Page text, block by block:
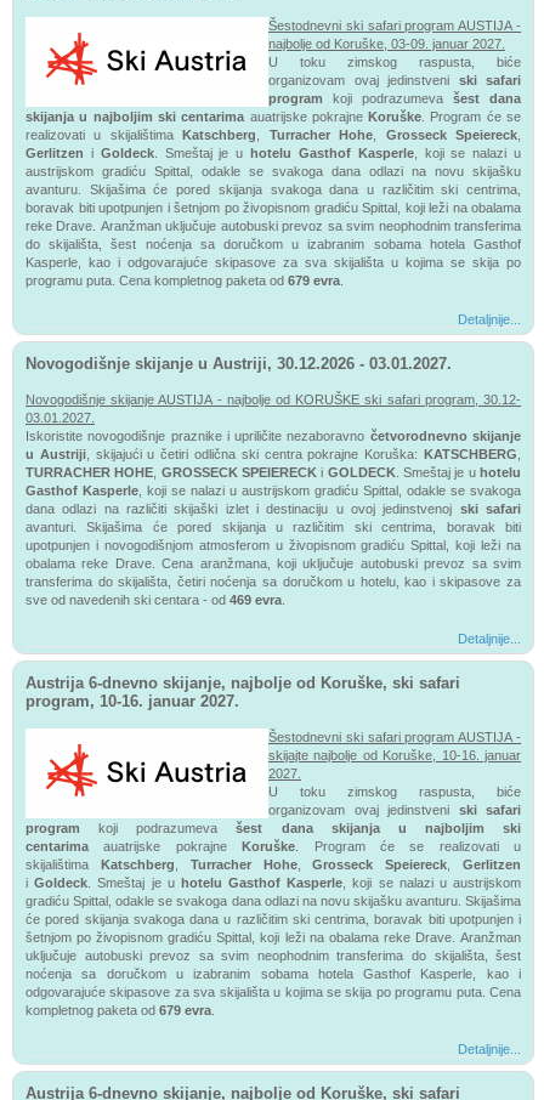
Šestodnevni ski safari program AUSTIJA -
najbolje od Koruške, 03-09. januar 2027.
U toku zimskog raspusta, biće
organizovam ovaj jedinstveni ski safari
program koji podrazumeva šest dana
skijanja u najboljim ski centarima auatrijske pokrajneKoruške . Program će se
realizovati u skijalištimaKatschberg Turracher Hohe Grosseck Speiereck
Gerlitzen i Goldeck. Smeštaj je uhotelu Gasthof Kasperle, koji se nalazi u
austrijskom gradiću Spittal , odakle se svakoga dana odlazi na novu skijašku
avanturu. Skijašima će pored skijanja svakoga dana u različitim ski centrima,
boravak biti upotpunjen i šetnjom po živopisnom gradiću Spittal, koji leži na obalama
reke Drave. Aranžman uključuje autobuski prevoz sa svim neophodnim transferima
do skijališta, šest noćenja sa doručkom u izabranim sobama hotela Gasthof
Kasperle, kao i odgovarajuće skipasove za sva skijališta u kojima se skija po
programu puta. Cena kompletnog paketa od 679 evra
Detaljnije...
Novogodišnje skijanje u Austriji, 30.12.2026 - 03.01.2027.
Novogodišnje skijanje AUSTIJA - najbolje od KORUŠKE ski safari program, 30.12-
03.01.2027.
Iskoristite novogodišnje praznike i upriličite nezaboravno četvorodnevno skijanje
u Austriji, skijajući u četiri odlična ski centra pokrajne Koruška:KATSCHBERG
TURRACHER HOHE GROSSECK SPEIERECK i GOLDECK. Smeštaj je uhotelu
Gasthof Kasperle , koji se nalazi u austrijskom gradiću Spittal , odakle se svakoga
dana odlazi na različiti skijaški izlet i destinaciju u ovoj jedinstvenoj ski safari
avanturi. Skijašima će pored skijanja u različitim ski centrima, boravak biti
upotpunjen i novogodišnjom atmosferom u živopisnom gradiću Spittal, koji leži na
obalama reke Drave.
Cena aranžmana, koji uključuje autobuski prevoz sa svim
transferima do skijališta, četiri noćenja sa doručkom u hotelu, kao i skipasove za
sve od navedenih ski centara - od 469 evra
Detaljnije...
Austrija 6-dnevno skijanje, najbolje od Koruške, ski safari
program, 10-16. januar 2027.
Šestodnevni ski safari program AUSTIJA -
skijajte najbolje od Koruške, 10-16. januar
2027.
U toku zimskog raspusta, biće
organizovam ovaj jedinstveni ski safari
program koji podrazumeva šest dana skijanja u najboljim ski
centarimaauatrijske pokrajneKoruške . Program će se realizovati u
skijalištima Katschberg Turracher Hohe,Grosseck Speiereck ,Gerlitzen
iGoldeck Smeštaj je u hotelu Gasthof Kasperle , koji se nalazi u austrijskom
gradiću Spittal , odakle se svakoga dana odlazi na novu skijašku avanturu. Skijašima
će pored skijanja svakoga dana u različitim ski centrima, boravak biti upotpunjen i
šetnjom po živopisnom gradiću Spittal, koji leži na obalama reke Drave. Aranžman
uključuje autobuski prevoz sa svim neophodnim transferima do skijališta, šest
noćenja sa doručkom u izabranim sobama hotela Gasthof Kasperle, kao i
odgovarajuće skipasove za sva skijališta u kojima se skija po programu puta. Cena
kompletnog paketa od 679 evra
Detaljnije...
Austrija 6-dnevno skijanje, najbolje od Koruške, ski safari